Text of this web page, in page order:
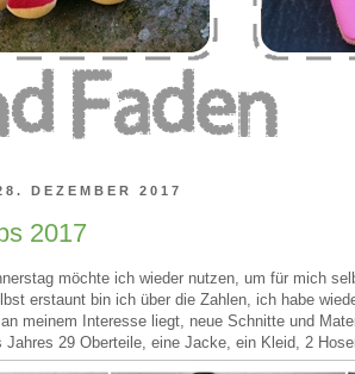
DEZEMBER 2017
2017
möchte ich wieder nutzen, um für mich
erstaunt bin ich über die Zahlen, ich habe
meinem Interesse liegt, neue Schnitte und
29 Oberteile, eine Jacke, ein Kleid, 2